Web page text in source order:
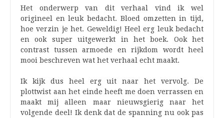
Het onderwerp van dit verhaal vind ik wel
origineel en leuk bedacht. Bloed omzetten in tijd,
hoe verzin je het. Geweldig! Heel erg leuk bedacht
en ook super uitgewerkt in het boek. Ook het
contrast tussen armoede en rijkdom wordt heel
mooi beschreven wat het verhaal echt maakt.
Ik kijk dus heel erg uit naar het vervolg. De
plottwist aan het einde heeft me doen verrassen en
maakt mij alleen maar nieuwsgierig naar het
volgende deel! Ik denk dat de spanning nu ook pas